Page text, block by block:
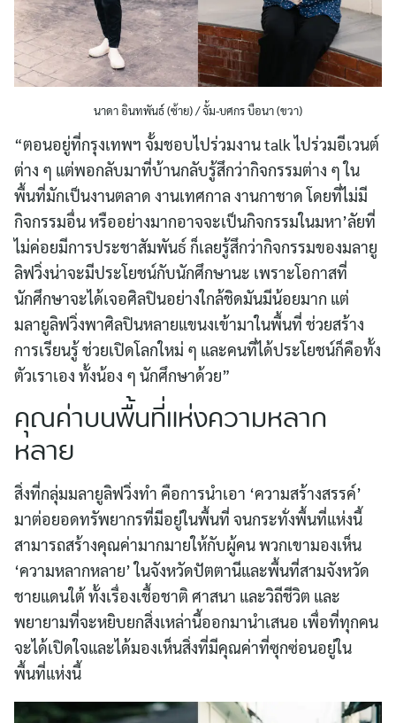
นาดา อินทพันธ์ (ซ้าย) / จั้ม-บศกร บือนา (ขวา)
“ตอนอยู่ที่กรุงเทพฯ จั้มชอบไปร่วมงาน talk ไปร่วมอีเวนต์
ต่าง ๆ แต่พอกลับมาที่บ้านกลับรู้สึกว่ากิจกรรมต่าง ๆ ใน
พื้นที่มักเป็นงานตลาด งานเทศกาล งานกาชาด โดยที่ไม่มี
กิจกรรมอื่น หรืออย่างมากอาจจะเป็นกิจกรรมในมหา’ลัยที่
ไม่ค่อยมีการประชาสัมพันธ์ ก็เลยรู้สึกว่ากิจกรรมของมลายู
ลิฟวิ่งน่าจะมีประโยชน์กับนักศึกษานะ เพราะโอกาสที่
นักศึกษาจะได้เจอศิลปินอย่างใกล้ชิดมันมีน้อยมาก แต่
มลายูลิฟวิ่งพาศิลปินหลายแขนงเข้ามาในพื้นที่ ช่วยสร้าง
การเรียนรู้ ช่วยเปิดโลกใหม่ ๆ และคนที่ได้ประโยชน์ก็คือทั้ง
ตัวเราเอง ทั้งน้อง ๆ นักศึกษาด้วย”
คุณค่าบนพื้นที่แห่งความหลาก
หลาย
สิ่งที่กลุ่มมลายูลิฟวิ่งทำ คือการนำเอา ‘ความสร้างสรรค์’
มาต่อยอดทรัพยากรที่มีอยู่ในพื้นที่ จนกระทั่งพื้นที่แห่งนี้
สามารถสร้างคุณค่ามากมายให้กับผู้คน พวกเขามองเห็น
‘ความหลากหลาย’ ในจังหวัดปัตตานีและพื้นที่สามจังหวัด
ชายแดนใต้ ทั้งเรื่องเชื้อชาติ ศาสนา และวิถีชีวิต และ
พยายามที่จะหยิบยกสิ่งเหล่านี้ออกมานำเสนอ เพื่อที่ทุกคน
จะได้เปิดใจและได้มองเห็นสิ่งที่มีคุณค่าที่ซุกซ่อนอยู่ใน
พื้นที่แห่งนี้